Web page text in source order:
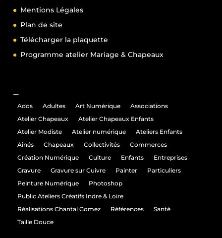
Mentions Légales
Plan de site
Télécharger la plaquette
Programme atelier Mariage & Chapeaux
Ados Adultes Art Numérique
Associations
Atelier Chapeaux
Atelier Chapeaux Enfants
Atelier Modiste
Atelier numérique
Ateliers Enfants
Aînés
Chapeaux Collectivités
Commerces
Création Numérique
Culture Enfants
Entreprises
Gravure
Gravure sur Cuivre Painter
Particuliers
Peinture Numérique
Photoshop
Public Ateliers Créatifs Indre & Loire
Réalisations Chantal Gomez
Références
Santé
Taille Douce